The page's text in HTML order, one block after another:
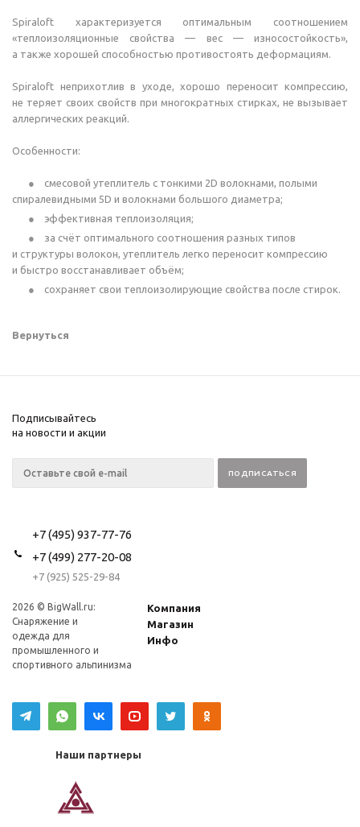
Spiraloft характеризуется оптимальным соотношением
«теплоизоляционные свойства — вес — износостойкость»,
а также хорошей способностью противостоять деформациям.
Spiraloft неприхотлив в уходе, хорошо переносит компрессию,
не теряет своих свойств при многократных стирках, не вызывает
аллергических реакций.
Особенности:
смесовой утеплитель с тонкими 2D волокнами, полыми
спиралевидными 5D и волокнами большого диаметра;
эффективная теплоизоляция;
за счёт оптимального соотношения разных типов
и структуры волокон, утеплитель легко переносит компрессию
и быстро восстанавливает объём;
сохраняет свои теплоизолирующие свойства после стирок.
Вернуться
Подписывайтесь
на новости и акции
+7 (495) 937-77-76
+7 (499) 277-20-08
+7 (925) 525-29-84
2026 © BigWall.ru:
Снаряжение и
одежда для
промышленного и
спортивного альпинизма
Компания
Магазин
Инфо
Наши партнеры